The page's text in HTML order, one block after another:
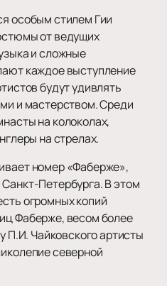
особым стилем Гии
от ведущих
и сложные
каждое выступление
будут удивлять
и мастерством. Среди
на колоколах,
на стрелах.
номер «Фаберже»,
Петербурга. В этом
огромных копий
Фаберже, весом более
П.И. Чайковского артисты
северной